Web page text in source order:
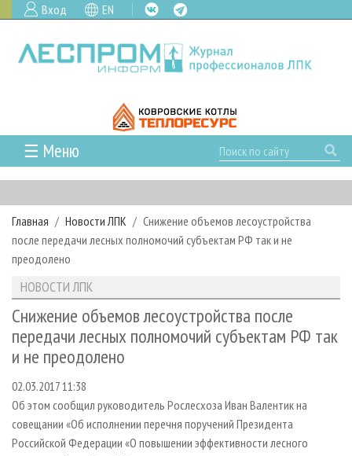
Вход EN
☰ Меню
ГЛАВНАЯ
РУБРИКИ И ТЕМЫ
РУБРИКИ ЖУРНАЛА
ЛЕСНОЕ ХОЗЯЙСТВО
ЛЕСОЗАГОТОВКА
ЛЕСОПИЛЕНИЕ
ДЕРЕВООБРАБОТКА
СУШКА ДРЕВЕСИНЫ
ПРОИЗВОДСТВО ДРЕВЕСНЫХ ПЛИТ
ДЕРЕВЯННОЕ ДОМОСТРОЕНИЕ
ПРОИЗВОДСТВО МЕБЕЛИ
НОВОСТИ
КАЛЕНДАРЬ СОБЫТИЙ
НОВОСТИ ЛПК
НОВОСТИ ЖУРНАЛА
НОВОСТИ КОМПАНИЙ
ПРОЕКТЫ ЛПИ
АНАЛИТИКА
ПРЕДПРИЯТИЯ ЛПК
ЛЕСНЫЕ РЕГИОНЫ РОССИИ
ПЕРСОНЫ
МОБИЛЬНЫЕ ВЫСТАВКИ
ОФИЦИАЛЬНЫЕ ДЕЛЕГАЦИИ
ПРИОРИТЕТНЫЕ ИНВЕСТПРОЕКТЫ
АРХИВ
АРХИВ ЖУРНАЛОВ
СТАТЬИ
О ЖУРНАЛЕ
ПОДПИСКА
КОНТАКТЫ
РЕКЛАМОДАТЕЛЯМ
РЕКЛАМА
РЕКЛАМА НА САЙТЕ
Главная Новости ЛПК
Снижение объемов лесоустройства
после передачи лесных полномочий субъектам РФ так и не
преодолено
НОВОСТИ ЛПК
Снижение объемов лесоустройства после
передачи лесных полномочий субъектам РФ так
и не преодолено
02.03.2017 11:38
Об этом сообщил руководитель Рослесхоза Иван Валентик на
совещании «Об исполнении перечня поручений Президента
Российской Федерации «О повышении эффективности лесного